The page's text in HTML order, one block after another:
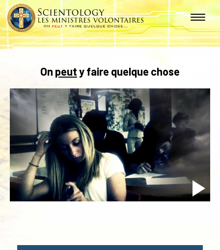
On peuty faire quelque chose